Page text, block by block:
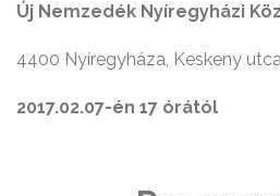
Új Nemzedék Nyíregyházi
4400 Nyíregyháza, Keskeny
2017.02.07-én 17 órától